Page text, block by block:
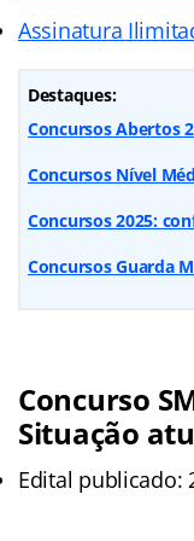
Assinatura
Destaques:
Concursos Abertos
Concursos Nível
Concursos 2025:
Concursos Guarda
Concurso
Situação
Edital publicado: